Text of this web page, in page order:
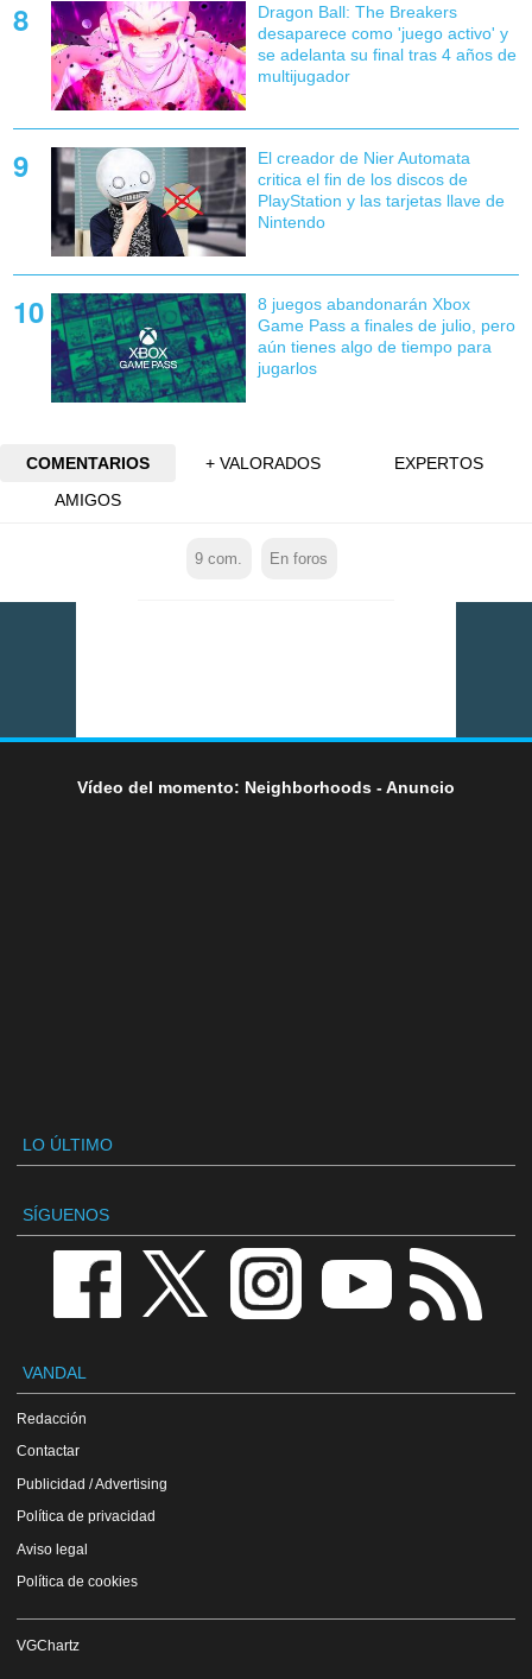
Dragon Ball: The Breakers
desaparece como 'juego activo' y
se adelanta su final tras 4 años de
multijugador
El creador de Nier Automata
critica el fin de los discos de
PlayStation y las tarjetas llave de
Nintendo
8 juegos abandonarán Xbox
Game Pass a finales de julio, pero
aún tienes algo de tiempo para
jugarlos
COMENTARIOS + VALORADOS
EXPERTOS
AMIGOS
9 com. En foros
Vídeo del momento: Neighborhoods - Anuncio
LO ÚLTIMO
SÍGUENOS
VANDAL
Redacción
Contactar
Publicidad / Advertising
Política de privacidad
Aviso legal
Política de cookies
VGChartz